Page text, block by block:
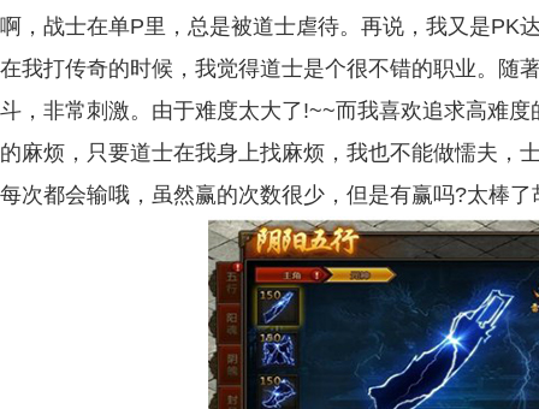
啊，战士在单P里，总是被道士虐待。再说，我又是PK
在我打传奇的时候，我觉得道士是个很不错的职业。随
斗，非常刺激。由于难度太大了!~~而我喜欢追求高难
的麻烦，只要道士在我身上找麻烦，我也不能做懦夫，
每次都会输哦，虽然赢的次数很少，但是有赢吗?太棒